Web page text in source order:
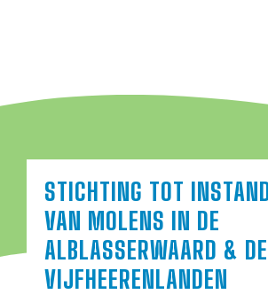
STICHTING TOT
VAN MOLENS IN DE
ALBLASSERWAARD & DE
VIJFHEERENLANDEN